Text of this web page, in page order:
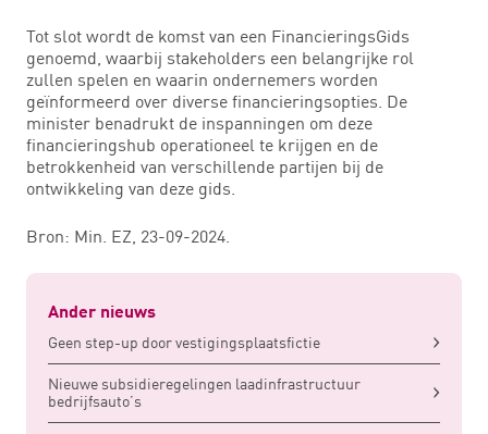
Tot slot wordt de komst van een FinancieringsGids
genoemd, waarbij stakeholders een belangrijke rol
zullen spelen en waarin ondernemers worden
geïnformeerd over diverse financieringsopties. De
minister benadrukt de inspanningen om deze
financieringshub operationeel te krijgen en de
betrokkenheid van verschillende partijen bij de
ontwikkeling van deze gids.
Bron: Min. EZ, 23-09-2024.
Ander nieuws
Geen step-up door vestigingsplaatsfictie
Nieuwe subsidieregelingen laadinfrastructuur
bedrijfsauto’s